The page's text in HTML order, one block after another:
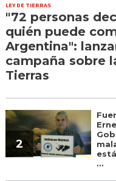
LEY DE TIERRAS
"72 personas
quién puede
Argentina":
campaña sobre
Tierras
2
...